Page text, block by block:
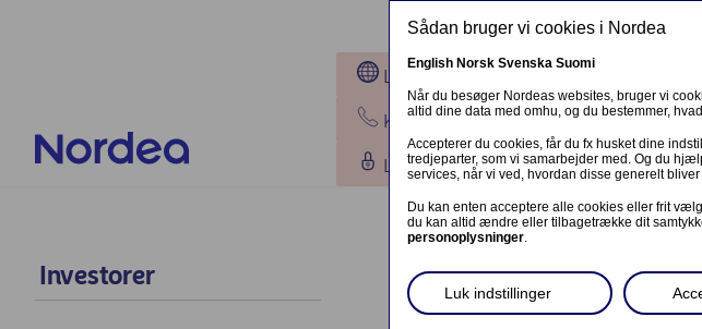
Lokationer
Kontakt os
Log på
Om os Investorer
Investorer
Sådan bruger vi cookies i Nordea
English Norsk Svenska Suomi
Når du besøger Nordeas websites, bruger vi
altid dine data med omhu, og du bestemmer,
Accepterer du cookies, får du fx husket dine
tredjeparter, som vi samarbejder med. Og du
services, når vi ved, hvordan disse generelt
Du kan enten acceptere alle cookies eller frit
du kan altid ændre eller tilbagetrække dit
personoplysninger.
Luk indstillinger